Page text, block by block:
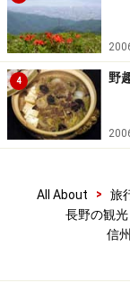
4 野
All About > 旅
長野の観
信